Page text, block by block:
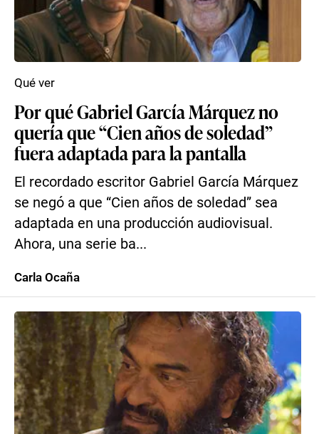
Por qué Gabriel García Márquez no
quería que “Cien años de soledad”
fuera adaptada para la pantalla
El recordado escritor Gabriel García Márquez
se negó a que “Cien años de soledad” sea
adaptada en una producción audiovisual.
Ahora, una serie ba...
Qué ver
Carla Ocaña